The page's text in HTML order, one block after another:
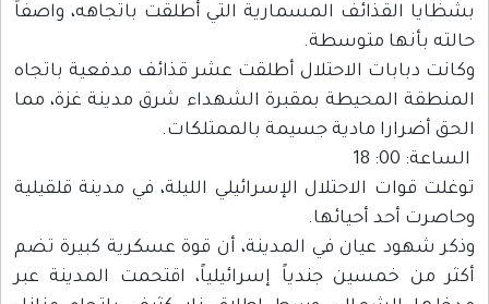
بشظايا القذائف المسمارية التي أطلقت باتجاهه، واصفاً
حالته بأنها متوسطة.
وكانت دبابات الاحتلال أطلقت عشر قذائف مدفعية باتجاه
المنطقة المحيطة بمقبرة الشهداء شرق مدينة غزة، مما
الحق أضرارا مادية جسيمة بالممتلكات.
الساعة: 00: 18
توغلت قوات الاحتلال الإسرائيلي الليلة، في مدينة قلقيلية
وحاصرت أحد أحيائها.
وذكر شهود عيان في المدينة، أن قوة عسكرية كبيرة تضم
أكثر من خمسين جندياً إسرائيلياً، اقتحمت المدينة عبر